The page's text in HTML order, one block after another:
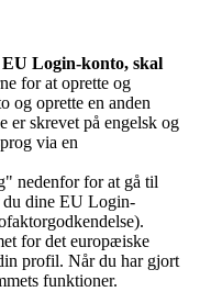
Login-konto, skal
for at oprette og
og oprette en anden
er skrevet på engelsk og
via en
nedenfor for at gå til
dine EU Login-
for det europæiske
profil. Når du har gjort
funktioner.